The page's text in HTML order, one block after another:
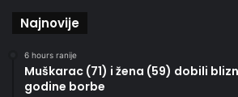
Najnovije
6 hours ranije
Muškarac (71) i žena (59) dobili
godine borbe